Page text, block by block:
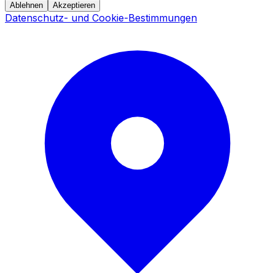
Ablehnen Akzeptieren
Datenschutz- und Cookie-Bestimmungen